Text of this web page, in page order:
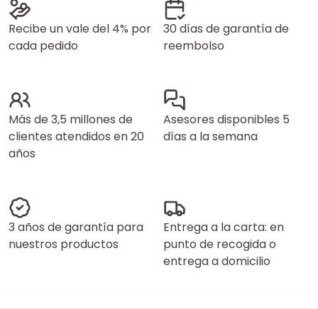
Recibe un vale del 4% por
cada pedido
30 días de garantía de
reembolso
Más de 3,5 millones de
clientes atendidos en 20
años
Asesores disponibles 5
días a la semana
3 años de garantía para
nuestros productos
Entrega a la carta: en
punto de recogida o
entrega a domicilio